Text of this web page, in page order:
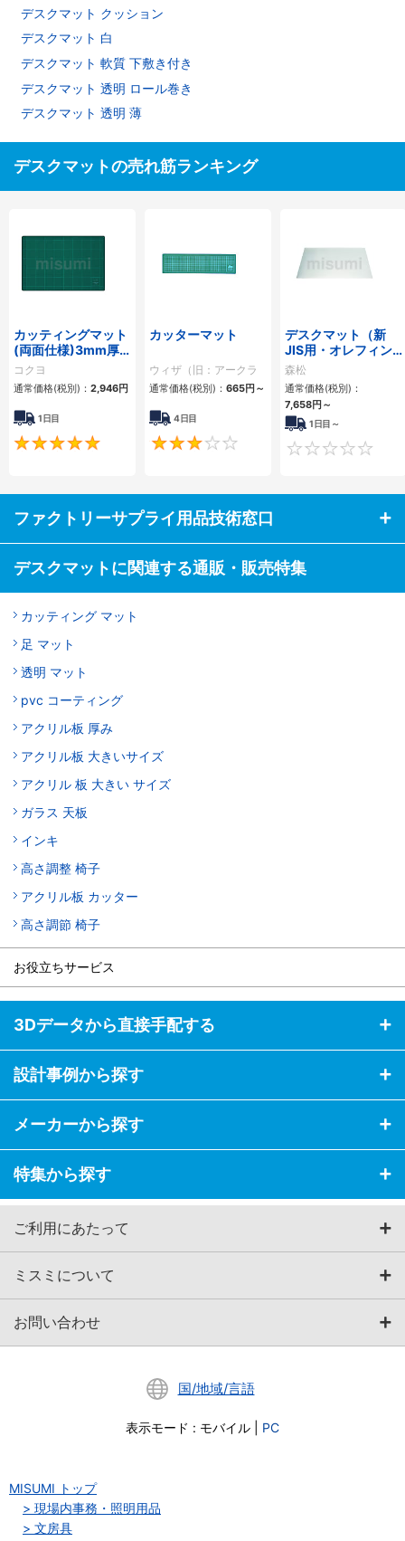
デスクマット クッション
デスクマット 白
デスクマット 軟質 下敷き付き
デスクマット 透明 ロール巻き
デスクマット 透明 薄
デスクマットの売れ筋ランキング
カッティングマット
(両面仕様)3mm厚
300×450mmグリ
ーン
コクヨ
通常価格(税別)： 2,946円
1日目
5
カッターマット
ウィザ（旧：アークラ
ンドサカモト）
通常価格(税別)： 665円～
4日目
3
デスクマット（新
JIS用・オレフィン
系樹脂タイプ）
森松
通常価格(税別)：
7,658円～
1日目～
ファクトリーサプライ用品技術窓口
デスクマットに関連する通販・販売特集
カッティング マット
足 マット
透明 マット
pvc コーティング
アクリル板 厚み
アクリル板 大きいサイズ
アクリル 板 大きい サイズ
ガラス 天板
インキ
高さ調整 椅子
アクリル板 カッター
高さ調節 椅子
お役立ちサービス
3Dデータから直接手配する
設計事例から探す
メーカーから探す
特集から探す
ご利用にあたって
ミスミについて
お問い合わせ
国/地域/言語
表示モード : モバイル PC
MISUMI トップ
現場内事務・照明用品
文房具